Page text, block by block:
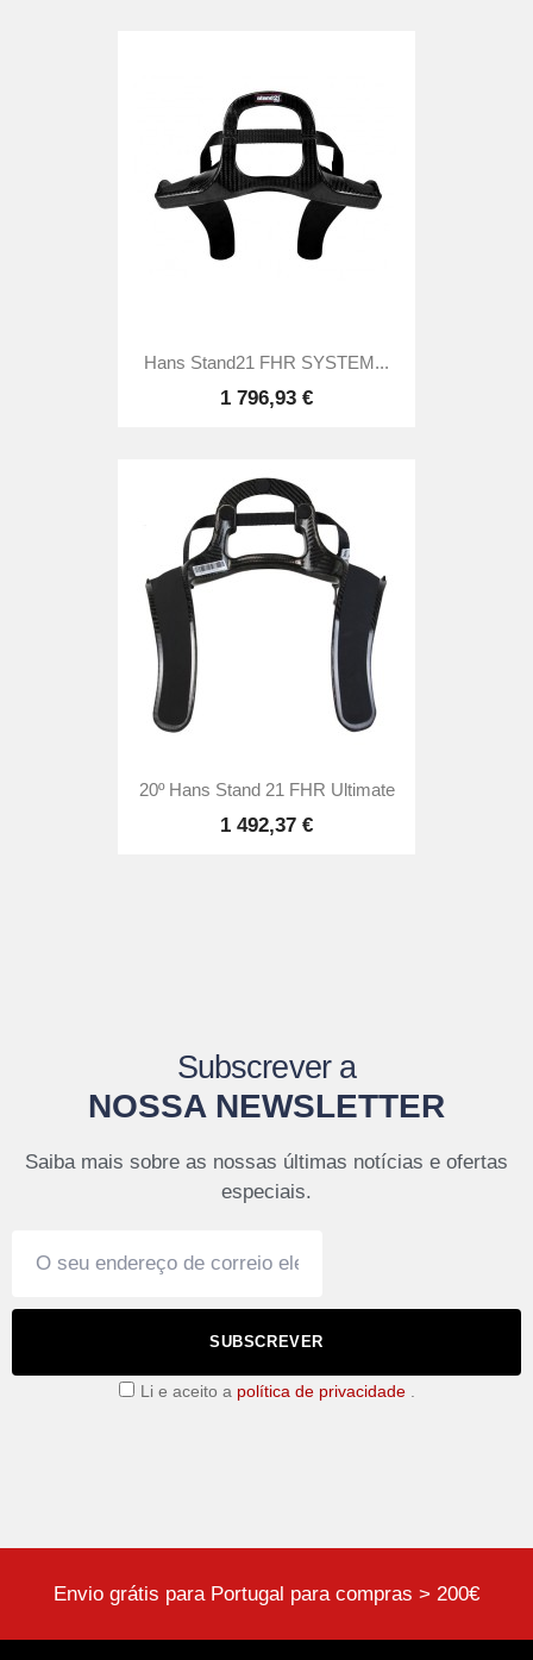
Hans Stand21 FHR SYSTEM...
1 796,93 €
20º Hans Stand 21 FHR Ultimate
1 492,37 €
Subscrever a
NOSSA NEWSLETTER
Saiba mais sobre as nossas últimas notícias e ofertas
especiais.
SUBSCREVER
Li e aceito a política de privacidade.
Envio grátis para Portugal para compras > 200€